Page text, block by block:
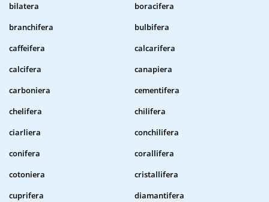
bilatera
boracifera
branchifera
bulbifera
caffeifera
calcarifera
calcifera
canapiera
carboniera
cementifera
chelifera
chilifera
ciarliera
conchilifera
conifera
corallifera
cotoniera
cristallifera
cuprifera
diamantifera